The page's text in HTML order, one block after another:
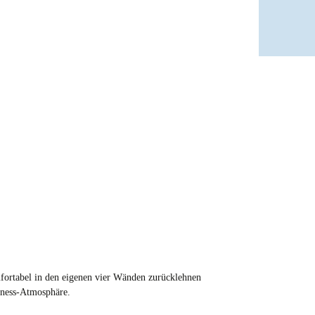
in den eigenen vier Wänden zurücklehnen
Atmosphäre.